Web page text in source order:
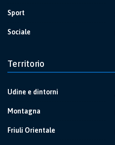
Sport
Sociale
Territorio
Udine e dintorni
Montagna
Friuli Orientale